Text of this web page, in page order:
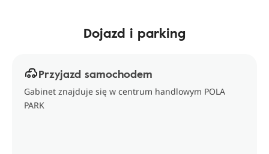
Dojazd i parking
Przyjazd samochodem
Gabinet znajduje się w centrum handlowym POLA
PARK